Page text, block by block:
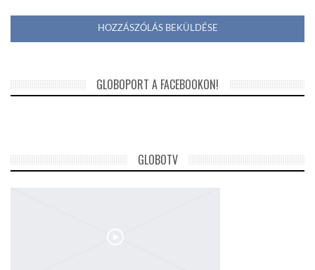
GLOBOPORT A FACEBOOKON!
GLOBOTV